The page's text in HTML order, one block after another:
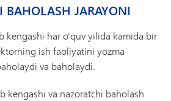
JARAYONI
kengashi har o'quv yilida kamida bir
ish faoliyatini yozma
va baholaydi.
kengashi va nazoratchi baholash